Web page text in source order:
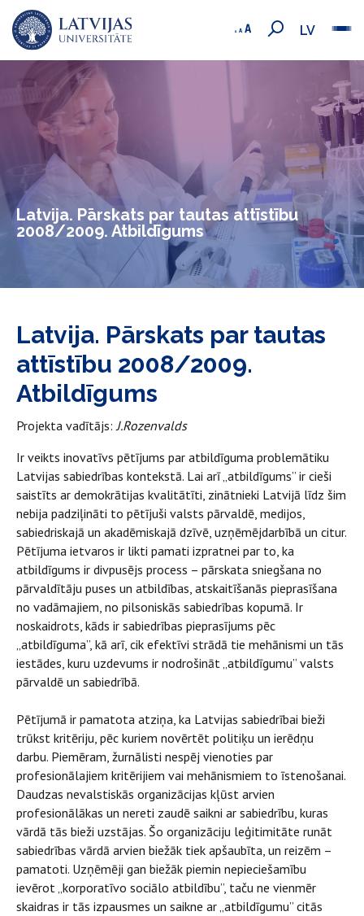
LV
Latvija. Pārskats par tautas attīstību
2008/2009. Atbildīgums
Latvija. Pārskats par tautas
attīstību 2008/2009.
Atbildīgums
Projekta vadītājs: J.Rozenvalds
Ir veikts inovatīvs pētījums par atbildīguma problemātiku
Latvijas sabiedrības kontekstā. Lai arī „atbildīgums” ir cieši
saistīts ar demokrātijas kvalitātīti, zinātnieki Latvijā līdz šim
nebija padziļināti to pētījuši valsts pārvaldē, medijos,
sabiedriskajā un akadēmiskajā dzīvē, uzņēmējdarbībā un citur.
Pētījuma ietvaros ir likti pamati izpratnei par to, ka
atbildīgums ir divpusējs process – pārskata sniegšana no
pārvaldītāju puses un atbildības, atskaitīšanās pieprasīšana
no vadāmajiem, no pilsoniskās sabiedrības kopumā. Ir
noskaidrots, kāds ir sabiedrības pieprasījums pēc
„atbildīguma”, kā arī, cik efektīvi strādā tie mehānismi un tās
iestādes, kuru uzdevums ir nodrošināt „atbildīgumu” valsts
pārvaldē un sabiedrībā.
Pētījumā ir pamatota atziņa, ka Latvijas sabiedrībai bieži
trūkst kritēriju, pēc kuriem novērtēt politiķu un ierēdņu
darbu. Piemēram, žurnālisti nespēj vienoties par
profesionālajiem kritērijiem vai mehānismiem to īstenošanai.
Daudzas nevalstiskās organizācijas kļūst arvien
profesionālākas un nereti zaudē saikni ar sabiedrību, kuras
vārdā tās bieži uzstājas. Šo organizāciju leģitimitāte runāt
sabiedrības vārdā arvien biežāk tiek apšaubīta, un reizēm –
pamatoti. Uzņēmēji gan biežāk piemin nepieciešamību
ievērot „korporatīvo sociālo atbildību”, taču ne vienmēr
skaidras ir tās izpausmes un saikne ar „atbildīgumu” citās